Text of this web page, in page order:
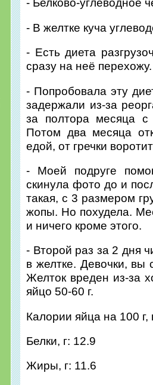
- Белково-углеводное
- В желтке куча
- Есть диета
сразу на неё перехожу.
- Попробовала эту
задержали из-за
за полтора месяца
Потом два месяца
едой, от гречки
- Моей подруге
скинула фото до и
такая, с 3 размером
жопы. Но похудела.
и ничего кроме этого.
- Второй раз за 2 дня
в желтке. Девочки, вы
Желток вреден из-за
яйцо 50-60 г.
Калории яйца на 100 г,
Белки, г: 12.9
Жиры, г: 11.6